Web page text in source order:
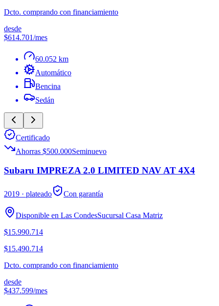
Dcto. comprando con financiamiento
desde
$614.701/mes
60.052 km
Automático
Bencina
Sedán
Certificado
Ahorras $500.000Seminuevo
Subaru IMPREZA 2.0 LIMITED NAV AT 4X4
2019 · plateado Con garantía
Disponible en Las CondesSucursal Casa Matriz
$15.990.714
$15.490.714
Dcto. comprando con financiamiento
desde
$437.599/mes